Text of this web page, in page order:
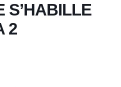
S’HABILLE
2